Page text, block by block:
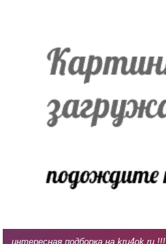
интересная подборка на kru4ok.ru !!!